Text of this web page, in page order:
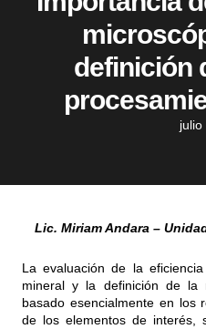
definición
julio
Lic. Miriam Andara –
La evaluación de la
mineral y la definición de la
basado esencialmente en los
de los elementos de